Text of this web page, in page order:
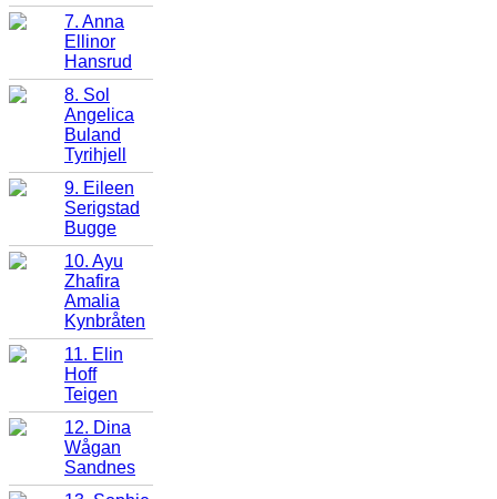
7. Anna
Ellinor
Hansrud
8. Sol
Angelica
Buland
Tyrihjell
9. Eileen
Serigstad
Bugge
10. Ayu
Zhafira
Amalia
Kynbråten
11. Elin
Hoff
Teigen
12. Dina
Wågan
Sandnes